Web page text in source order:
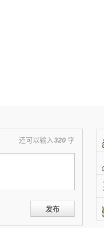
还可以输入320 字
发布